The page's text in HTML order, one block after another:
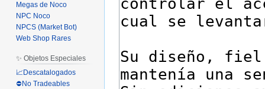
Megas de Noco
NPC Noco
NPCS (Market Bot)
Web Shop Rares
✨ Objetos Especiales
📈Descatalogados
⛔No Tradeables